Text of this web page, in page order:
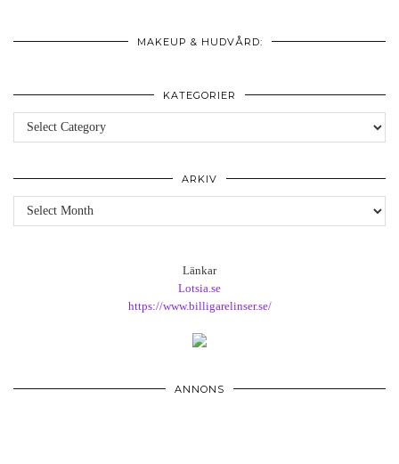
MAKEUP & HUDVÅRD:
KATEGORIER
Kategorier
ARKIV
Arkiv
Länkar
Lotsia.se
https://www.billigarelinser.se/
ANNONS